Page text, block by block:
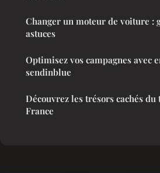
Changer un moteur de voiture :
astuces
Optimisez vos campagnes avec
sendinblue
Découvrez les trésors cachés
France